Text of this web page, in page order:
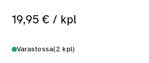
19,95 € / kpl
Varastossa(2 kpl)